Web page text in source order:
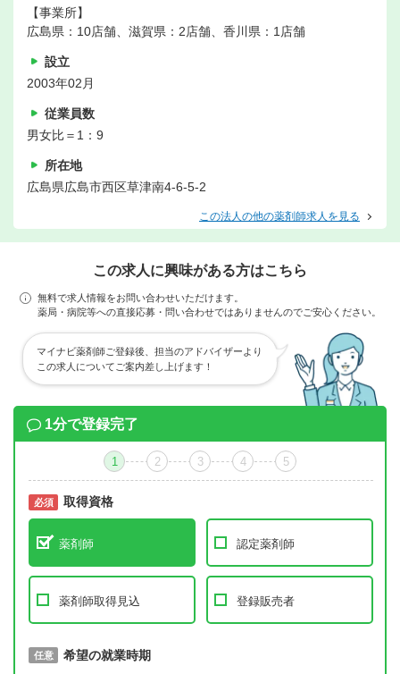
【事業所】
広島県：10店舗、滋賀県：2店舗、香川県：1店舗
設立
2003年02月
従業員数
男女比＝1：9
所在地
広島県広島市西区草津南4-6-5-2
この法人の他の薬剤師求人を見る
この求人に興味がある方はこちら
無料で求人情報をお問い合わせいただけます。
薬局・病院等への直接応募・問い合わせではありませんのでご安心ください。
マイナビ薬剤師ご登録後、担当のアドバイザーより
この求人についてご案内差し上げます！
1分で登録完了
1 2 3 4 5
必須 取得資格
薬剤師 認定薬剤師
薬剤師取得見込 登録販売者
必須 取得予定年
任意 希望の就業時期